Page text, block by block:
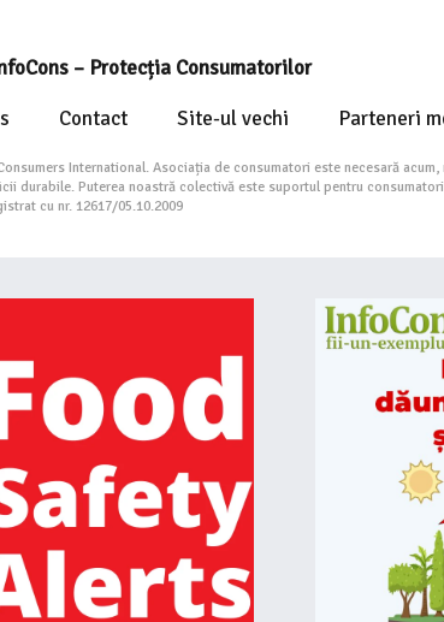
– Protecția Consumatorilor
Contact Site-ul vechi Parteneri
International. Asociația de consumatori este necesară
durabile. Puterea noastră colectivă este suportul pentru
cu nr. 12617/05.10.2009